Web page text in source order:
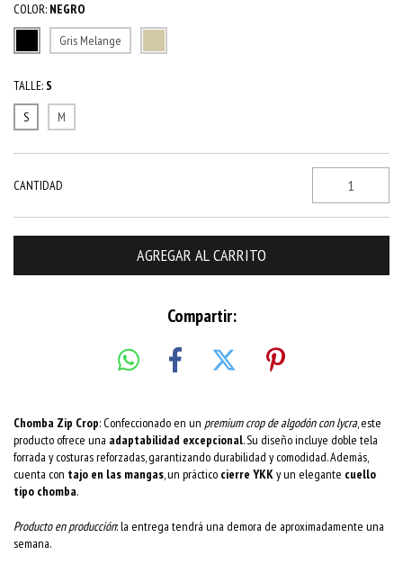
COLOR: NEGRO
Gris Melange
TALLE: S
S
M
CANTIDAD
Compartir:
Chomba Zip Crop: Confeccionado en un premium crop de algodón con lycra, este
producto ofrece una adaptabilidad excepcional. Su diseño incluye doble tela
forrada y costuras reforzadas, garantizando durabilidad y comodidad. Además,
cuenta con tajo en las mangas , un práctico cierre YKK y un elegante cuello
tipo chomba.
Producto en producción: la entrega tendrá una demora de aproximadamente una
semana.